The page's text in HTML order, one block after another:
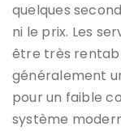
quelques
ni le prix. Les
être très
généralement
pour un faible
système